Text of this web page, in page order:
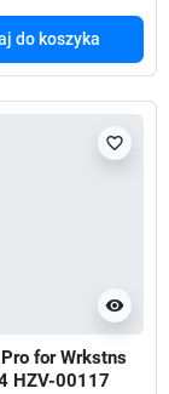
do koszyka
visibility
favorite_border
for Wrkstns
HZV-00117